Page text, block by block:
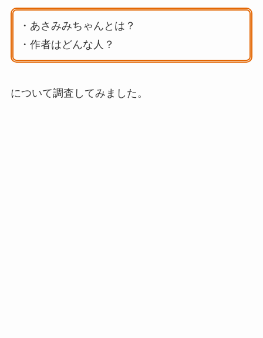
・あさみみちゃんとは？
・作者はどんな人？
について調査してみました。